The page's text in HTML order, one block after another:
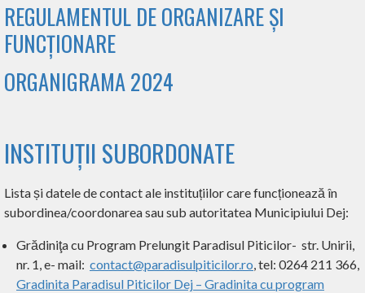
REGULAMENTUL DE ORGANIZARE ȘI
FUNCȚIONARE
ORGANIGRAMA 2024
INSTITUȚII SUBORDONATE
Lista și datele de contact ale instituțiilor care funcționează în
subordinea/coordonarea sau sub autoritatea Municipiului Dej:
Grădiniţa cu Program Prelungit Paradisul Piticilor- str. Unirii,
nr. 1, e- mail: contact@paradisulpiticilor.ro, tel: 0264 211 366,
Gradinita Paradisul Piticilor Dej – Gradinita cu program